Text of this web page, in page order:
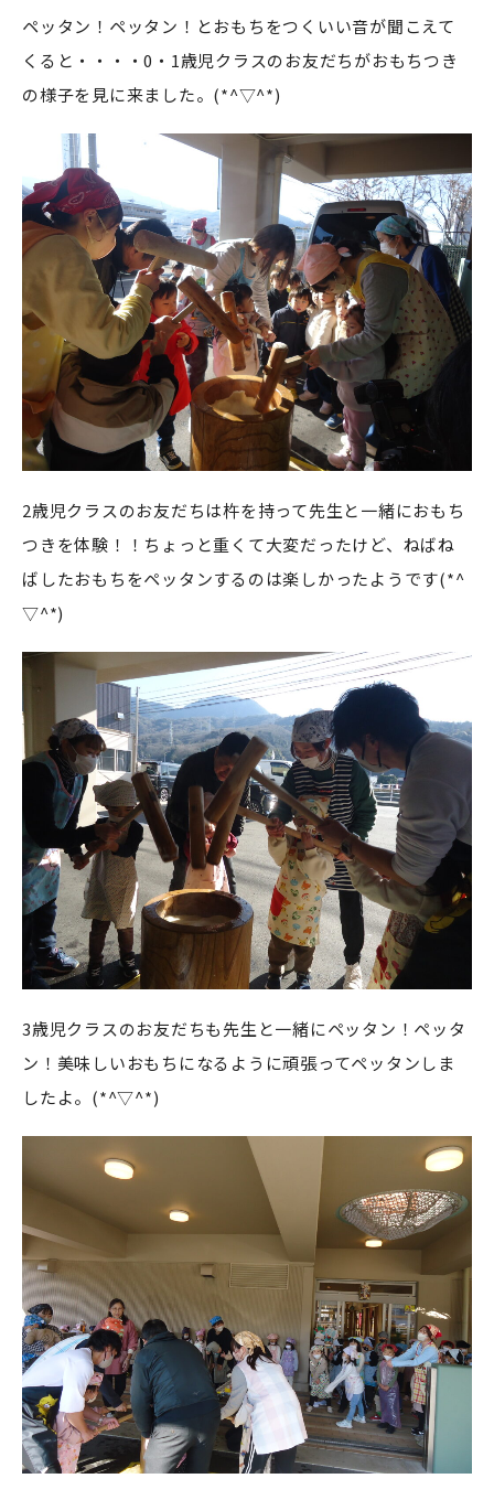
ペッタン！ペッタン！とおもちをつくいい音が聞こえて
くると・・・・0・1歳児クラスのお友だちがおもちつき
の様子を見に来ました。(*^▽^*)
2歳児クラスのお友だちは杵を持って先生と一緒におもち
つきを体験！！ちょっと重くて大変だったけど、ねばね
ばしたおもちをペッタンするのは楽しかったようです(*^
▽^*)
3歳児クラスのお友だちも先生と一緒にペッタン！ペッタ
ン！美味しいおもちになるように頑張ってペッタンしま
したよ。(*^▽^*)